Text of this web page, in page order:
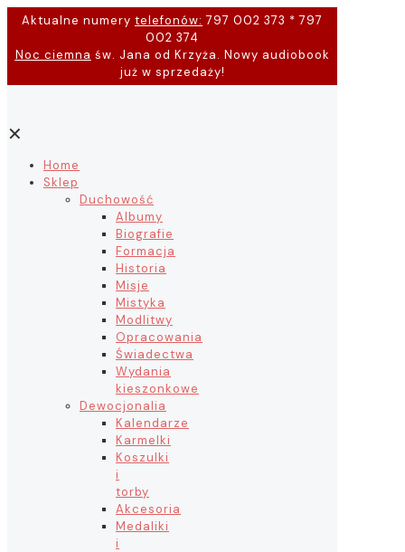
Aktualne numery telefonów: 797 002 373 * 797
002 374
Noc ciemna św. Jana od Krzyża. Nowy audiobook
już w sprzedaży!
✕
Home
Sklep
Duchowość
Albumy
Biografie
Formacja
Historia
Misje
Mistyka
Modlitwy
Opracowania
Świadectwa
Wydania
kieszonkowe
Dewocjonalia
Kalendarze
Karmelki
Koszulki
i
torby
Akcesoria
Medaliki
i